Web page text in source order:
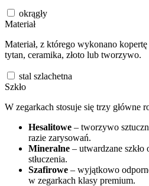
okrągły
Materiał
Materiał, z którego wykonano
tytan, ceramika, złoto lub tworzywo.
stal szlachetna
Szkło
W zegarkach stosuje się trzy główne
Hesalitowe – tworzywo
razie zarysowań.
Mineralne – utwardzane szkło
stłuczenia.
Szafirowe – wyjątkowo
w zegarkach klasy premium.